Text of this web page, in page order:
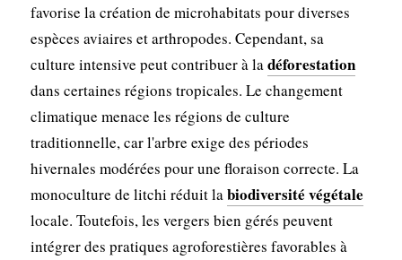
favorise la création de microhabitats pour diverses
espèces aviaires et arthropodes. Cependant, sa
culture intensive peut contribuer à ladéforestation
dans certaines régions tropicales. Le changement
climatique menace les régions de culture
traditionnelle, car l'arbre exige des périodes
hivernales modérées pour une floraison correcte. La
monoculture de litchi réduit labiodiversité végétale
locale. Toutefois, les vergers bien gérés peuvent
intégrer des pratiques agroforestières favorables à